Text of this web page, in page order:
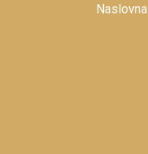
Naslovna